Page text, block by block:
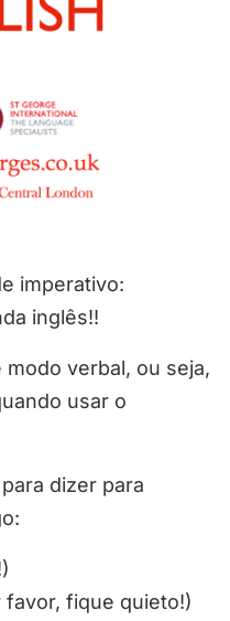
imperativo:
inglês!!
verbal, ou seja,
usar o
dizer para
favor, fique quieto!)